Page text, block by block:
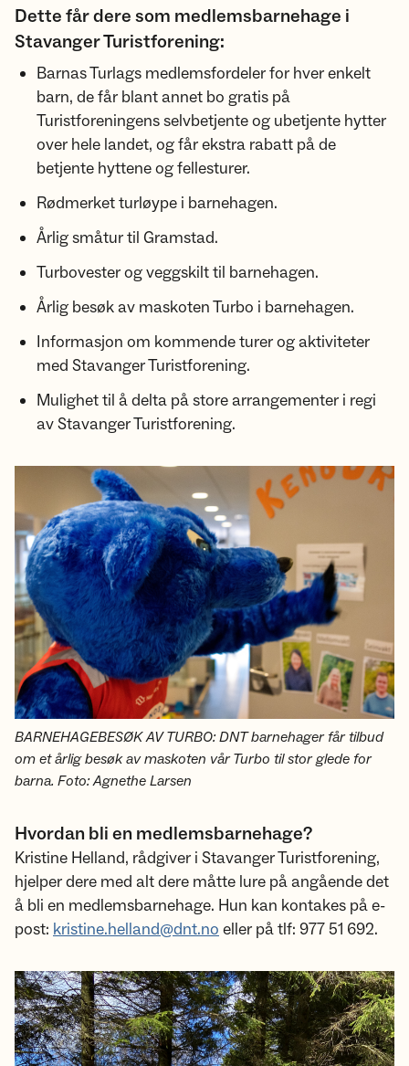
Dette får dere som medlemsbarnehage i
Stavanger Turistforening:
Barnas Turlags medlemsfordeler for hver enkelt
barn, de får blant annet bo gratis på
Turistforeningens selvbetjente og ubetjente hytter
over hele landet, og får ekstra rabatt på de
betjente hyttene og fellesturer.
Rødmerket turløype i barnehagen.
Årlig småtur til Gramstad.
Turbovester og veggskilt til barnehagen.
Årlig besøk av maskoten Turbo i barnehagen.
Informasjon om kommende turer og aktiviteter
med Stavanger Turistforening.
Mulighet til å delta på store arrangementer i regi
av Stavanger Turistforening.
BARNEHAGEBESØK AV TURBO: DNT barnehager får tilbud
om et årlig besøk av maskoten vår Turbo til stor glede for
barna. Foto: Agnethe Larsen
Hvordan bli en medlemsbarnehage?
Kristine Helland, rådgiver i Stavanger Turistforening,
hjelper dere med alt dere måtte lure på angående det
å bli en medlemsbarnehage. Hun kan kontakes på e-
post: kristine.helland@dnt.no eller på tlf: 977 51 692.